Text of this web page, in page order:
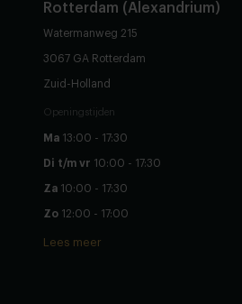
Rotterdam (Alexandrium)
Watermanweg 215
3067 GA Rotterdam
Zuid-Holland
Openingstijden
Ma 13:00 - 17:30
Di t/m vr 10:00 - 17:30
Za 10:00 - 17:30
Zo 12:00 - 17:00
Lees meer